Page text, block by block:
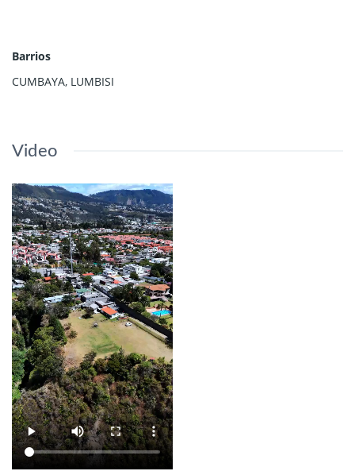
Barrios
CUMBAYA, LUMBISI
Video